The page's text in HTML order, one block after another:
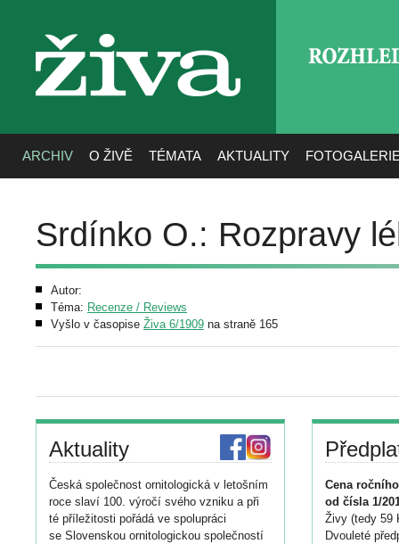
živa
ARCHIV O ŽIVĚ TÉMATA AKTUALITY
Srdínko O.: Rozpravy
Autor:
Téma: Recenze / Reviews
Vyšlo v časopise Živa 6/1909 na straně 165
Aktuality
Česká společnost ornitologická v letošním
roce slaví 100. výročí svého vzniku a při
té příležitosti pořádá ve spolupráci
se Slovenskou ornitologickou společností
Cena
od čísla 1/
Živy (tedy 59
Dvouleté